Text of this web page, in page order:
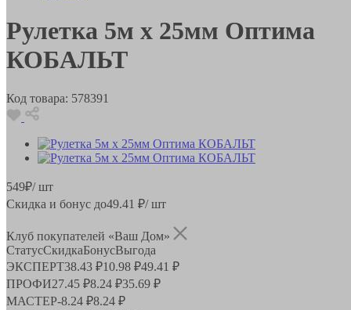
Рулетка 5м х 25мм Оптима
КОБАЛЬТ
Код товара: 578391
549₽/ шт
Скидка и бонус до49.41 ₽/ шт
Клуб покупателей «Ваш Дом»
СтатусСкидкаБонусВыгода
ЭКСПЕРТ38.43 ₽10.98 ₽49.41 ₽
ПРОФИ27.45 ₽8.24 ₽35.69 ₽
МАСТЕР-8.24 ₽8.24 ₽